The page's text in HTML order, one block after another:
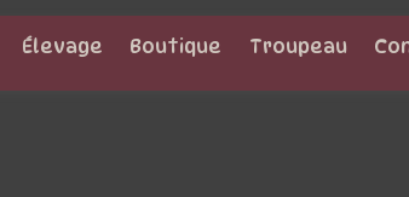
Élevage Boutique Troupeau